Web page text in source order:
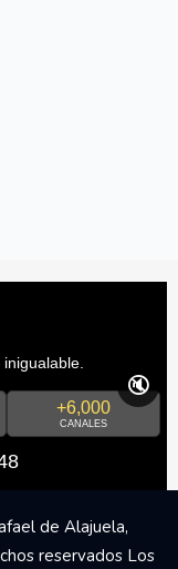
+6,000
CANALES
🔇
de Alajuela,
reservados Los